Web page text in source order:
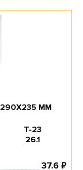
ММ
Т-23
26.1
37.6 ₽